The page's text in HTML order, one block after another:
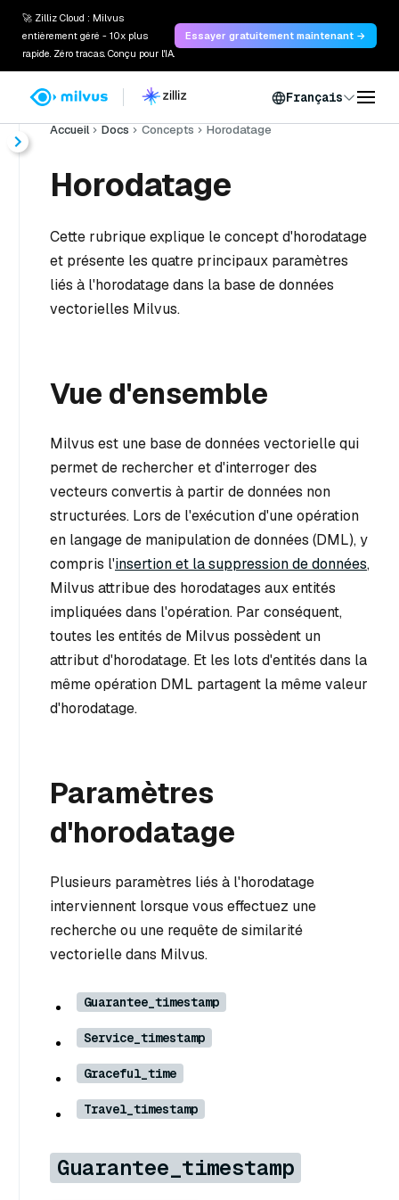
🚀 Zilliz Cloud : Milvus
entièrement géré - 10x plus
rapide. Zéro tracas. Conçu pour l'IA.
Essayer gratuitement maintenant →
Français
Accueil Docs Concepts Horodatage
Horodatage
Cette rubrique explique le concept d'horodatage
et présente les quatre principaux paramètres
liés à l'horodatage dans la base de données
vectorielles Milvus.
Vue d'ensemble
Milvus est une base de données vectorielle qui
permet de rechercher et d'interroger des
vecteurs convertis à partir de données non
structurées. Lors de l'exécution d'une opération
en langage de manipulation de données (DML), y
compris l'insertion et la suppression de données,
Milvus attribue des horodatages aux entités
impliquées dans l'opération. Par conséquent,
toutes les entités de Milvus possèdent un
attribut d'horodatage. Et les lots d'entités dans la
même opération DML partagent la même valeur
d'horodatage.
Paramètres
d'horodatage
Plusieurs paramètres liés à l'horodatage
interviennent lorsque vous effectuez une
recherche ou une requête de similarité
vectorielle dans Milvus.
Guarantee_timestamp
Service_timestamp
Graceful_time
Travel_timestamp
Guarantee_timestamp